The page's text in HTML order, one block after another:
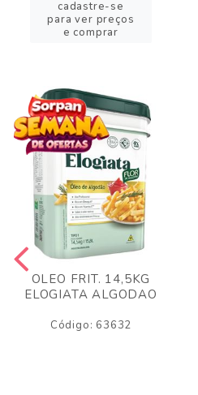
cadastre-se
para ver preços
e comprar
OLEO FRIT. 14,5KG
ELOGIATA ALGODAO
Código: 63632